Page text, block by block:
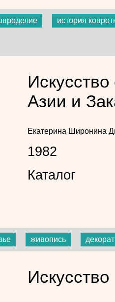
история
Азии и
Екатерина Широнина
1982
Каталог
живопись